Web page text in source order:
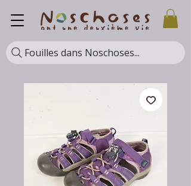
Fouilles dans Noschoses...